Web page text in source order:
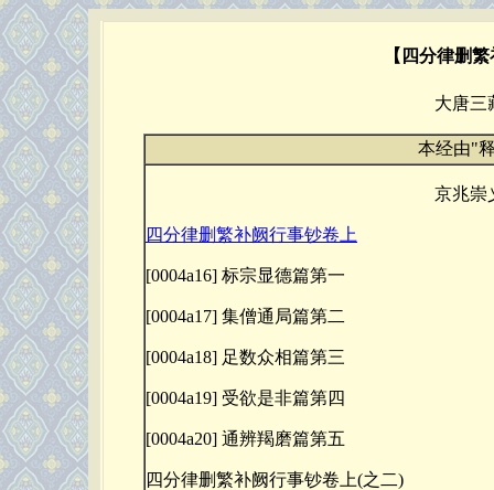
【四分律删
大唐
本经由"
京兆崇
四分律删繁补阙行事钞卷上
[0004a16] 标宗显德篇第一
[0004a17] 集僧通局篇第二
[0004a18] 足数众相篇第三
[0004a19] 受欲是非篇第四
[0004a20] 通辨羯磨篇第五
四分律删繁补阙行事钞卷上(之二)